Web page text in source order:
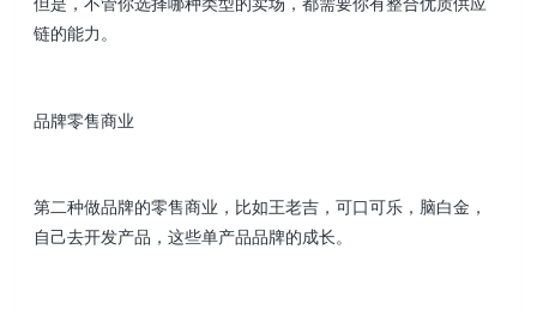
链的能力。
品牌零售商业
第二种做品牌的零售商业，比如王老吉，可口可乐，脑白金，
自己去开发产品，这些单产品品牌的成长。